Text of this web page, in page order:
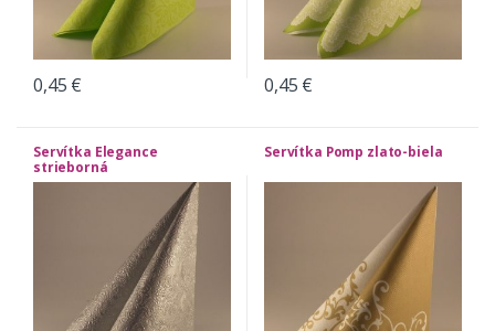
0,45 € 0,45 €
Servítka Elegance
strieborná
Servítka Pomp zlato-biela